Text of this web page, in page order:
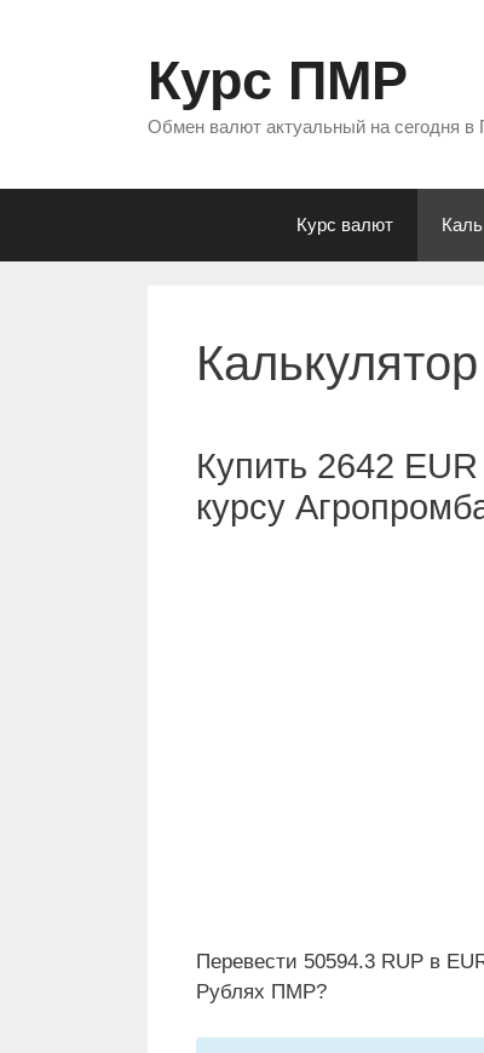
Курс ПМР
Обмен валют актуальный на сегодня в
Курс валют
Купить 2642
курсу
Перевести 50594.3 RUP в
Рублях ПМР?